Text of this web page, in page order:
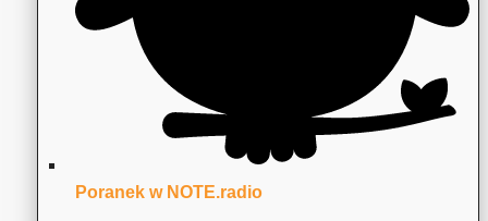
Poranek w NOTE.radio